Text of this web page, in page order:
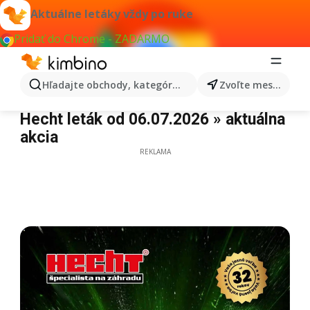
Aktuálne letáky vždy po ruke
Pridať do Chrome - ZADARMO
Hľadajte obchody, kategórie, produkty... Zvoľte mesto
Hecht leták
Hecht leták od 06.07.2026 » aktuálna
akcia
REKLAMA